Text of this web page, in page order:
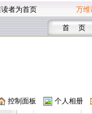
者为首页 万维
首 页
控制面板 个人相册